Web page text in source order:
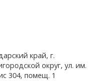
край, г.
округ, ул. им.
304, помещ. 1